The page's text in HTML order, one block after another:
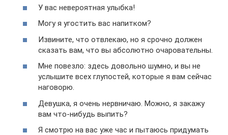
У вас невероятная улыбка!
Могу я угостить вас напитком?
Извините, что отвлекаю, но я срочно должен
сказать вам, что вы абсолютно очаровательны.
Мне повезло: здесь довольно шумно, и вы не
услышите всех глупостей, которые я вам сейчас
наговорю.
Девушка, я очень нервничаю. Можно, я закажу
вам что-нибудь выпить?
Я смотрю на вас уже час и пытаюсь придумать